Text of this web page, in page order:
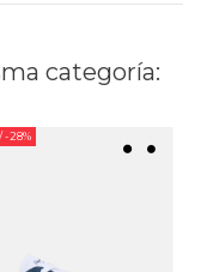
categoría:
/ -28%